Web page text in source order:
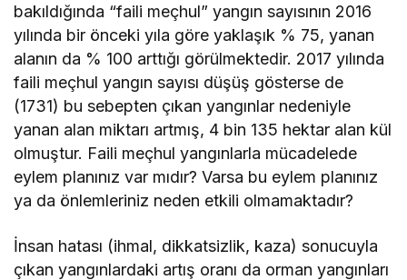
bakıldığında “faili meçhul” yangın sayısının 2016
yılında bir önceki yıla göre yaklaşık % 75, yanan
alanın da % 100 arttığı görülmektedir. 2017 yılında
faili meçhul yangın sayısı düşüş gösterse de
(1731) bu sebepten çıkan yangınlar nedeniyle
yanan alan miktarı artmış, 4 bin 135 hektar alan kül
olmuştur. Faili meçhul yangınlarla mücadelede
eylem planınız var mıdır? Varsa bu eylem planınız
ya da önlemleriniz neden etkili olmamaktadır?
İnsan hatası (ihmal, dikkatsizlik, kaza) sonucuyla
çıkan yangınlardaki artış oranı da orman yangınları